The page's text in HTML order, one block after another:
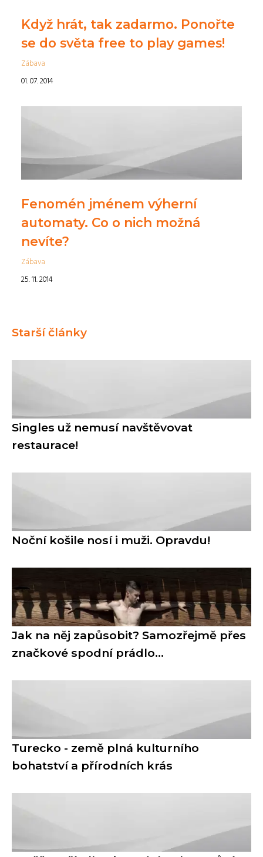
Když hrát, tak zadarmo. Ponořte
se do světa free to play games!
Zábava
01. 07. 2014
Fenomén jménem výherní
automaty. Co o nich možná
nevíte?
Zábava
25. 11. 2014
Starší články
Singles už nemusí navštěvovat
restaurace!
Noční košile nosí i muži. Opravdu!
Jak na něj zapůsobit? Samozřejmě přes
značkové spodní prádlo…
Turecko - země plná kulturního
bohatství a přírodních krás